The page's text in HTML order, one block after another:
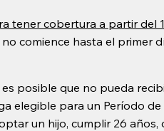
tener cobertura a partir del
comience hasta el primer
posible que no pueda
elegible para un Período
un hijo, cumplir 26